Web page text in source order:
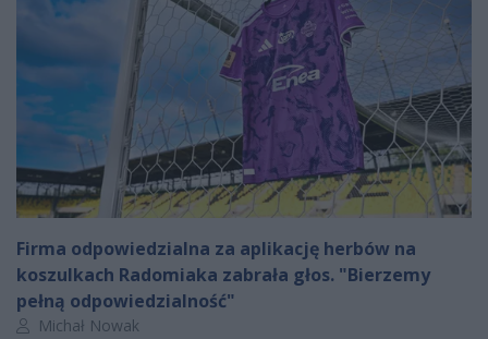
Firma odpowiedzialna za aplikację herbów na
koszulkach Radomiaka zabrała głos. "Bierzemy
pełną odpowiedzialność"
Autor artykułu:
Michał Nowak